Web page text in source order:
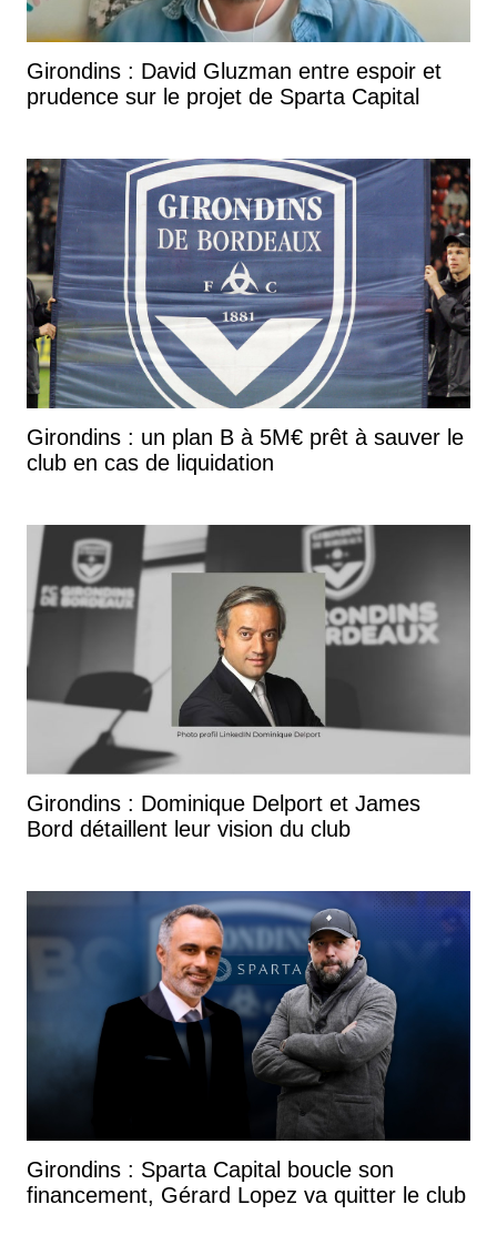
Girondins : David Gluzman entre espoir et
prudence sur le projet de Sparta Capital
Girondins : un plan B à 5M€ prêt à sauver le
club en cas de liquidation
Girondins : Dominique Delport et James
Bord détaillent leur vision du club
Girondins : Sparta Capital boucle son
financement, Gérard Lopez va quitter le club